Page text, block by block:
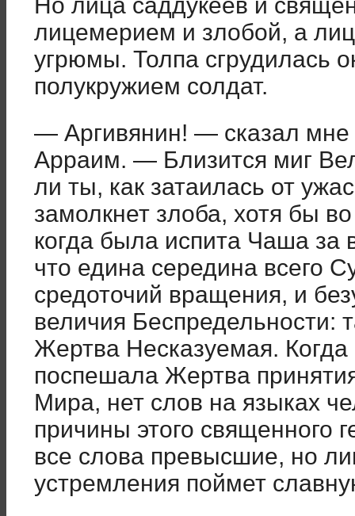
лицемерием и злобой, а
угрюмы. Толпа сгрудилась
полукружием солдат.
— Аргивянин! — сказал
Арраим. — Близится миг
ли ты, как затаилась от
замолкнет злоба, хотя бы
когда была испита Чаша
что едина середина всего
средоточий вращения, и
величия Беспредельности:
Жертва Несказуемая.
поспешала Жертва
Мира, нет слов на языках
причины этого священного
все слова превысшие, но
устремления поймет